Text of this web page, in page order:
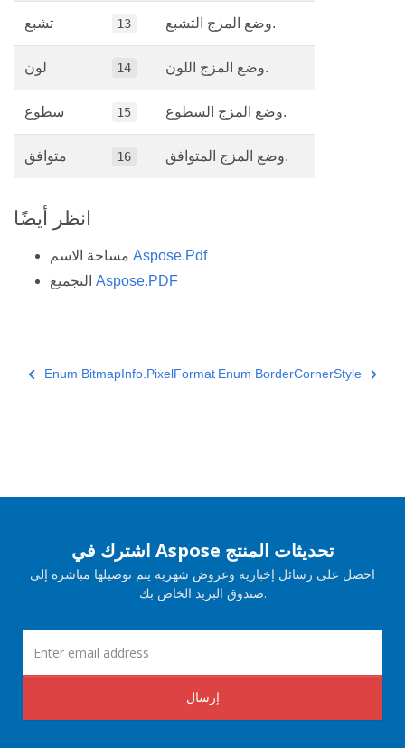
تشبع 13 وضع المزج التشبع.
لون 14 وضع المزج اللون.
سطوع 15 وضع المزج السطوع.
متوافق 16 وضع المزج المتوافق.
انظر أيضًا
Aspose.Pdf
Aspose.PDF
Enum BitmapInfo.PixelFormat Enum BorderCornerStyle
اشترك في Aspose تحديثات المنتج
احصل على رسائل إخبارية وعروض شهرية يتم توصيلها مباشرة إلى
صندوق البريد الخاص بك.
إرسال